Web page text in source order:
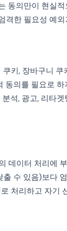
동의만이 현실
격한 필요성 예
키, 장바구니
동의를 필요로
석, 광고, 리타
데이터 처리에
출 수 있음)보다
처리하고 자기